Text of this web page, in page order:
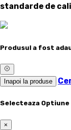
standarde de
Produsul a fost
Inapoi la produse
Selecteaza Optiune
×